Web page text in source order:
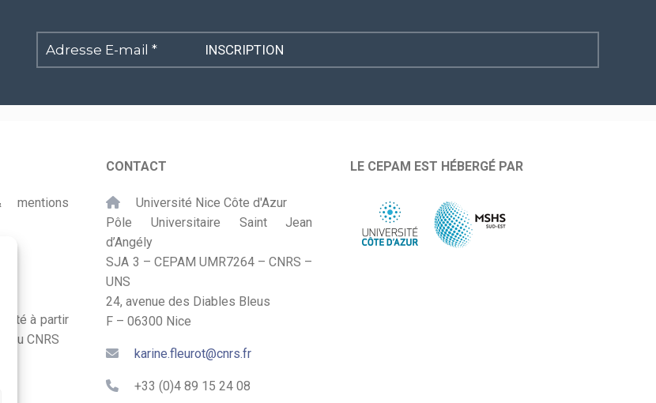
Adresse
E-
mentions
à partir
du CNRS
CONTACT
Université Nice Côte d'Azur
Pôle Universitaire Saint Jean
d’Angély
SJA 3 – CEPAM UMR7264 – CNRS –
UNS
24, avenue des Diables Bleus
F – 06300 Nice
karine.fleurot@cnrs.fr
+33 (0)4 89 15 24 08
LE CEPAM EST HÉBERGÉ PAR